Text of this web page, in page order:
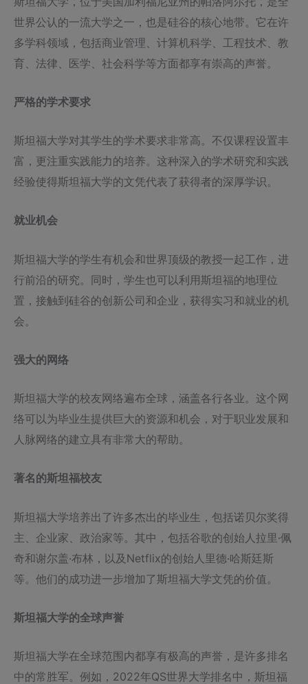
世界公认的一流大学之一，也是硅谷的核心地带。它在许
多学科领域，包括商业管理、计算机科学、工程技术、教
育、法律、医学、社会科学等方面都享有崇高的声誉。
严格的学术要求
斯坦福大学对其学生的学术要求非常高。不仅课程设置丰
富，更注重实践能力的培养。这种深入的学术研究和实践
经验使得斯坦福大学的文凭代表了获得者的深厚学识。
就业机会
斯坦福大学的学生有机会和世界顶级的教授一起工作，进
行前沿的研究。同时，学生也可以利用斯坦福的地理位
置，接触到硅谷的创新公司和企业，获得实习和就业的机
会。
强大的网络
斯坦福大学的校友网络遍布全球，涵盖各行各业。这个网
络可以为毕业生提供巨大的资源和机会，对于职业发展和
人脉网络的建立具有非常大的帮助。
著名的斯坦福校友
斯坦福大学培养出了许多杰出的毕业生，包括诺贝尔奖得
主、企业家、政治家等。其中，包括谷歌的创始人拉里·佩
奇和谢尔盖·布林，以及Netflix的创始人里德·哈斯廷斯
等。他们的成功进一步增加了斯坦福大学文凭的价值。
斯坦福大学的全球声誉
斯坦福大学在全球范围内都享有极高的声誉，是许多排名
中的常胜军。例如，2022年QS世界大学排名中，斯坦福